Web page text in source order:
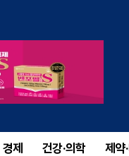
경제 건강·의학 제약